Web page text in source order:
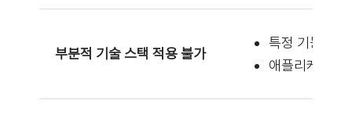
부분적 기술 스택 적용 불가
특정 기능/모
애플리케이션